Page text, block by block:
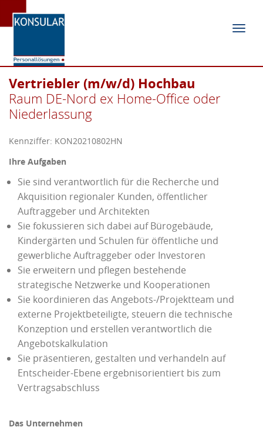
Vertriebler (m/w/d) Hochbau
Raum DE-Nord ex Home-Office oder
Niederlassung
Kennziffer: KON20210802HN
Ihre Aufgaben
Sie sind verantwortlich für die Recherche und
Akquisition regionaler Kunden, öffentlicher
Auftraggeber und Architekten
Sie fokussieren sich dabei auf Bürogebäude,
Kindergärten und Schulen für öffentliche und
gewerbliche Auftraggeber oder Investoren
Sie erweitern und pflegen bestehende
strategische Netzwerke und Kooperationen
Sie koordinieren das Angebots-/Projektteam und
externe Projektbeteiligte, steuern die technische
Konzeption und erstellen verantwortlich die
Angebotskalkulation
Sie präsentieren, gestalten und verhandeln auf
Entscheider-Ebene ergebnisorientiert bis zum
Vertragsabschluss
Das Unternehmen